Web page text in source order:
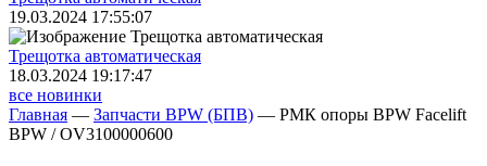
19.03.2024 17:55:07
Трещoтка автоматическая
18.03.2024 19:17:47
все новинки
Главная — Запчасти BPW (БПВ) — РМК опоры BPW Facelift
BPW / OV3100000600